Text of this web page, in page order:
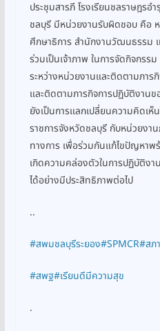
ประชุมสารภี โรงเรียนชลราษฎรอ
ชลบุรี มีหน่วยงานรับผิดชอบ คือ
ศึกษาธิการ สำนักงานวัฒนธรรม
ร่วมเป็นเจ้าภาพ ในการจัดกิจกร
ระหว่างหน่วยงานและติดตามภา
และติดตามภารกิจการปฏิบัติงาน
ยังเป็นการแลกเปลี่ยนความคิดเห็
ราชการจังหวัดชลบุรี กับหน่วยงา
ทางการ เพื่อร่วมกันแก้ไขปัญหาพ
เกิดความคล่องตัวในการปฏิบัติงา
ได้อย่างมีประสิทธิภาพต่อไป
..
#สพมชลบุรีระยอง#SPMCR#สภ
#สพฐ#เรียนดีมีความสุข
.